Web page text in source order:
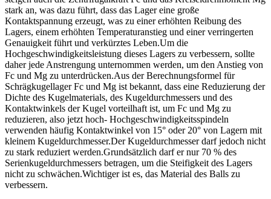
stark an, was dazu führt, dass das Lager eine große
Kontaktspannung erzeugt, was zu einer erhöhten Reibung des
Lagers, einem erhöhten Temperaturanstieg und einer verringerten
Genauigkeit führt und verkürztes Leben.Um die
Hochgeschwindigkeitsleistung dieses Lagers zu verbessern, sollte
daher jede Anstrengung unternommen werden, um den Anstieg von
Fc und Mg zu unterdrücken.Aus der Berechnungsformel für
Schrägkugellager Fc und Mg ist bekannt, dass eine Reduzierung der
Dichte des Kugelmaterials, des Kugeldurchmessers und des
Kontaktwinkels der Kugel vorteilhaft ist, um Fc und Mg zu
reduzieren, also jetzt hoch- Hochgeschwindigkeitsspindeln
verwenden häufig Kontaktwinkel von 15° oder 20° von Lagern mit
kleinem Kugeldurchmesser.Der Kugeldurchmesser darf jedoch nicht
zu stark reduziert werden.Grundsätzlich darf er nur 70 % des
Serienkugeldurchmessers betragen, um die Steifigkeit des Lagers
nicht zu schwächen.Wichtiger ist es, das Material des Balls zu
verbessern.